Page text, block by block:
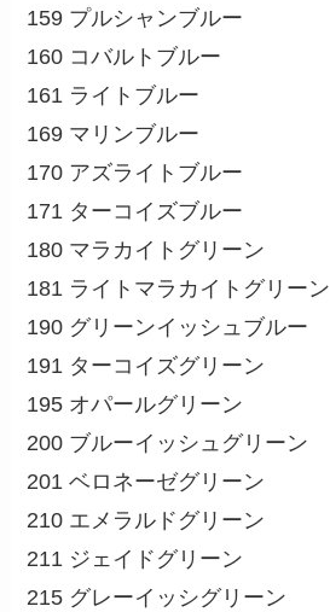
159 プルシャンブルー
160 コバルトブルー
161 ライトブルー
169 マリンブルー
170 アズライトブルー
171 ターコイズブルー
180 マラカイトグリーン
181 ライトマラカイトグリーン
190 グリーンイッシュブルー
191 ターコイズグリーン
195 オパールグリーン
200 ブルーイッシュグリーン
201 ベロネーゼグリーン
210 エメラルドグリーン
211 ジェイドグリーン
215 グレーイッシグリーン